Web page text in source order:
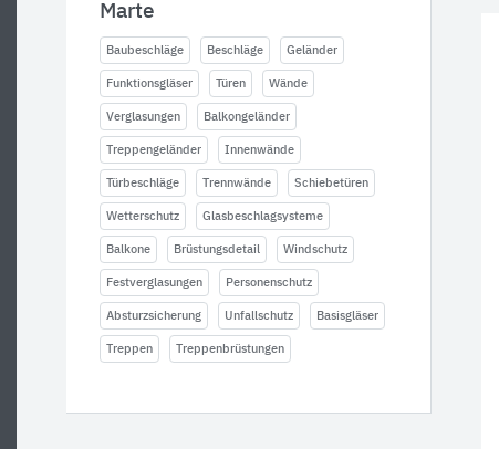
Marte
Baubeschläge Beschläge Geländer
Funktionsgläser Türen Wände
Verglasungen Balkongeländer
Treppengeländer Innenwände
Türbeschläge Trennwände Schiebetüren
Wetterschutz Glasbeschlagsysteme
Balkone Brüstungsdetail Windschutz
Festverglasungen Personenschutz
Absturzsicherung Unfallschutz Basisgläser
Treppen Treppenbrüstungen